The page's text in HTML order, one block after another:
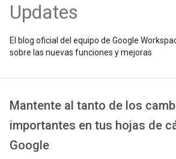
Updates
El blog oficial del equipo de Google
sobre las nuevas funciones y mejoras
Mantente al tanto de los
importantes en tus hojas de
Google